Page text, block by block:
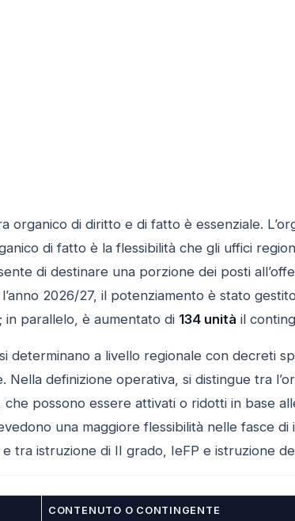
organico di diritto e di fatto è essenziale.
di fatto è la flessibilità che gli uffici
di destinare una porzione dei posti
2026/27, il potenziamento è stato
in parallelo, è aumentato di 134 unità il
determinano a livello regionale con decreti
Nella definizione operativa, si distingue tra
che possono essere attivati o ridotti in base
una maggiore flessibilità nelle fasce di
tra istruzione di II grado, IeFP e istruzione
CONTENUTO O CONTINGENTE